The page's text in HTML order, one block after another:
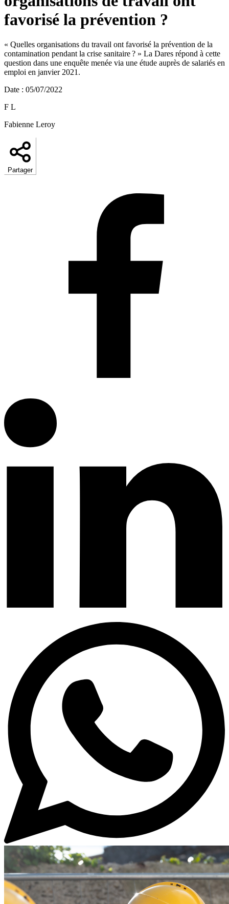
favorisé la prévention ?
« Quelles organisations du travail ont favorisé la prévention de la
contamination pendant la crise sanitaire ? » La Dares répond à cette
question dans une enquête menée via une étude auprès de salariés en
emploi en janvier 2021.
Date : 05/07/2022
F L
Fabienne Leroy
Partager